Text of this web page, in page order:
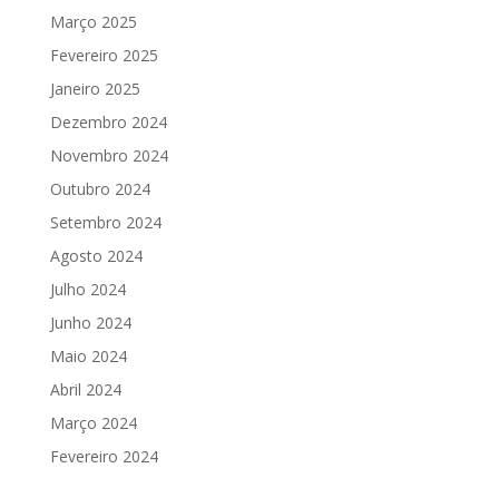
Março 2025
Fevereiro 2025
Janeiro 2025
Dezembro 2024
Novembro 2024
Outubro 2024
Setembro 2024
Agosto 2024
Julho 2024
Junho 2024
Maio 2024
Abril 2024
Março 2024
Fevereiro 2024